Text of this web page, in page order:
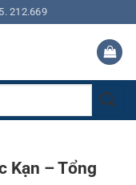
212.669
Kạn – Tổng